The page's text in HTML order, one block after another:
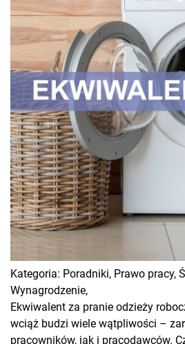
Kategoria: Poradniki, Prawo pracy,
Wynagrodzenie,
Ekwiwalent za pranie odzieży
wciąż budzi wiele wątpliwości –
pracowników, jak i pracodawców.